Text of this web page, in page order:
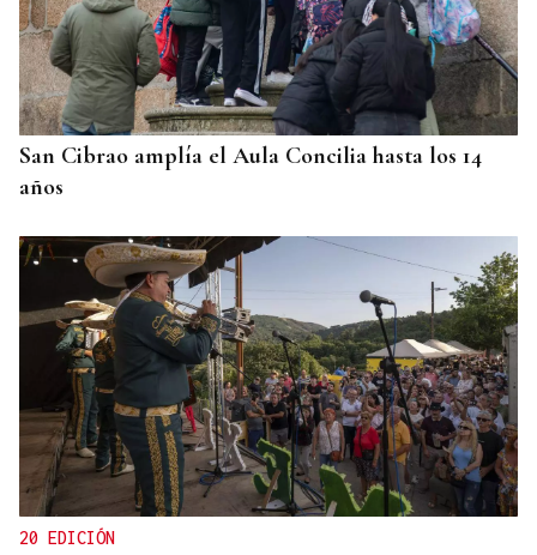
San Cibrao amplía el Aula Concilia hasta los 14
años
20 EDICIÓN